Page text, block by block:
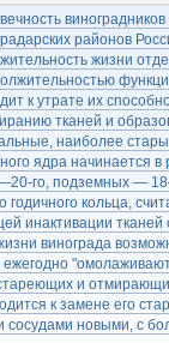
районов
жизни
к утрате их
тканей и
наиболее
ядра начинается
го, подземных —
годичного кольца,
инактивации
винограда
ежегодно
и
к замене его
сосудами новыми, с